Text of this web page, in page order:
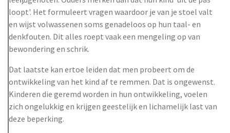
loopt'. Het formuleert vragen waardoor je van je stoel valt
en wijst volwassenen soms genadeloos op hun taal- en
denkfouten. Dit alles roept vaak een mengeling op van
bewondering en schrik.
Dat laatste kan ertoe leiden dat men probeert om de
ontwikkeling van het kind af te remmen. Dat is ongewenst.
Kinderen die geremd worden in hun ontwikkeling, voelen
zich ongelukkig en krijgen geestelijk en lichamelijk last van
deze beperking.